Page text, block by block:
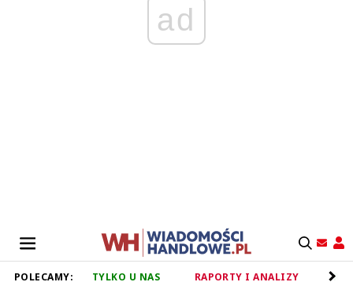
ad
POLECAMY: TYLKO U NAS RAPORTY I ANALIZY